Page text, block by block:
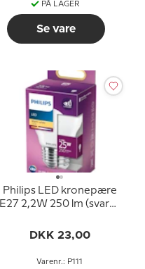
PÅ LAGER
Se vare
Philips LED kronepære
E27 2,2W 250 lm (svarer
Lys 2700k (15000 timer)
DKK 23,00
Varenr.: P111